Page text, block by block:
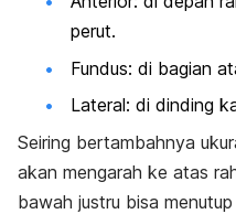
perut.
Fundus: di bagian
Lateral: di dinding
Seiring bertambahnya
akan mengarah ke atas
bawah justru bisa